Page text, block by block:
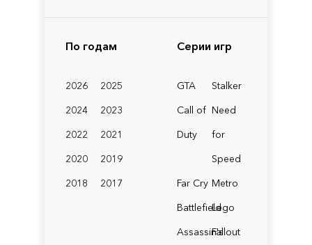
По годам
2026
2025
2024
2023
2022
2021
2020
2019
2018
2017
Серии игр
GTA
Stalker
Call of
Duty
Need
for
Speed
Far Cry Metro
BattlefieldLego
Assassin'sFallout